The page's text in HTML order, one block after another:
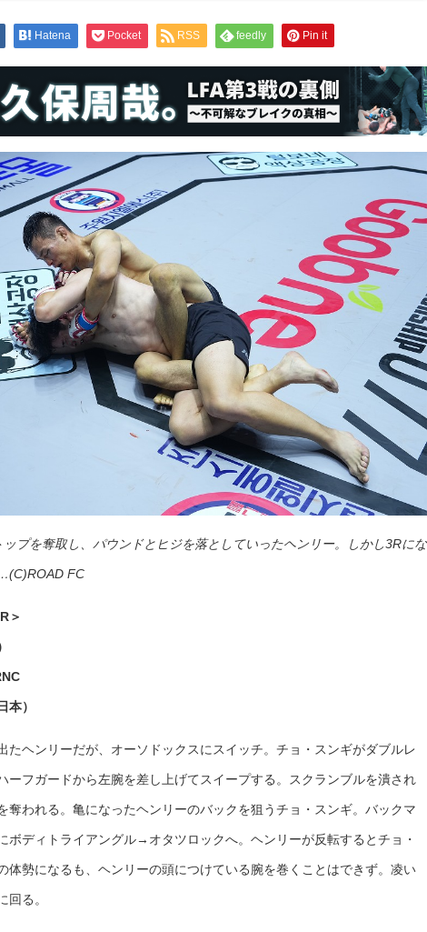
Hatena Pocket RSS feedly Pin it
ップを奪取し、パウンドとヒジを落としていったヘンリー。しかし3Rにな
FC
＞
本）
たヘンリーだが、オーソドックスにスイッチ。チョ・スンギがダブルレ
ーフガードから左腕を差し上げてスイープする。スクランブルを潰され
奪われる。亀になったヘンリーのバックを狙うチョ・スンギ。バックマ
ボディトライアングル→オタツロックへ。ヘンリーが反転するとチョ・
体勢になるも、ヘンリーの頭につけている腕を巻くことはできず。凌い
回る。